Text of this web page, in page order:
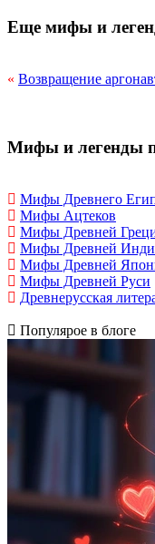
Еще мифы и
« Возвращение
Мифы и легенды
Мифы Древнего
Мифы Ацтеков
Мифы Древней
Мифы Древней
Мифы Древней
Мифы Древней Руси
Древнерусская
Популярое в блоге